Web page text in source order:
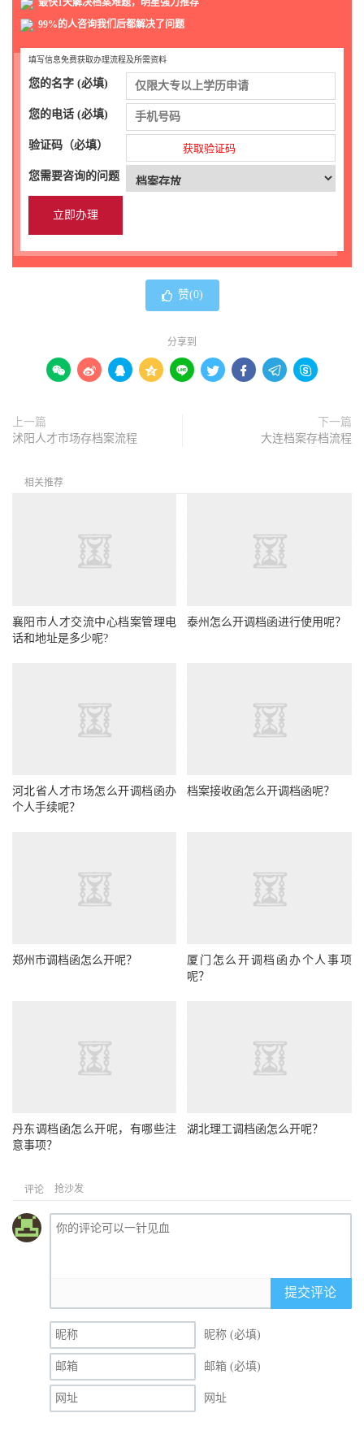
99%的人咨询我们后都解决了问题
填写信息免费获取办理流程及所需资料
您的名字 (必填)
您的电话 (必填)
验证码（必填） 获取验证码
您需要咨询的问题
赞(0)
分享到
        
上一篇
沭阳人才市场存档案流程
下一篇
大连档案存档流程
相关推荐
襄阳市人才交流中心档案管理电
话和地址是多少呢?
泰州怎么开调档函进行使用呢？
河北省人才市场怎么开调档函办
个人手续呢？
档案接收函怎么开调档函呢？
郑州市调档函怎么开呢？
厦门怎么开调档函办个人事项
呢？
丹东调档函怎么开呢，有哪些注
意事项？
湖北理工调档函怎么开呢？
评论 抢沙发
提交评论
昵称 (必填)
邮箱 (必填)
网址